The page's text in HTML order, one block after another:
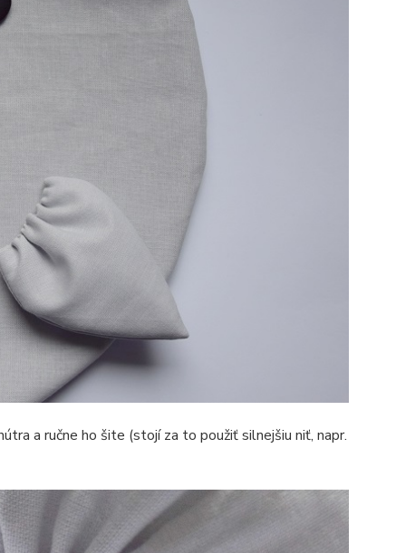
a ručne ho šite (stojí za to použiť silnejšiu niť, napr.